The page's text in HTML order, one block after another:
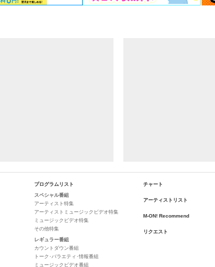
プログラムリスト
スペシャル番組
アーティスト特集
アーティストミュージックビデオ特集
ミュージックビデオ特集
その他特集
レギュラー番組
カウントダウン番組
トーク･バラエティ･情報番組
ミュージックビデオ番組
チャート
アーティストリスト
M-ON! Recommend
リクエスト